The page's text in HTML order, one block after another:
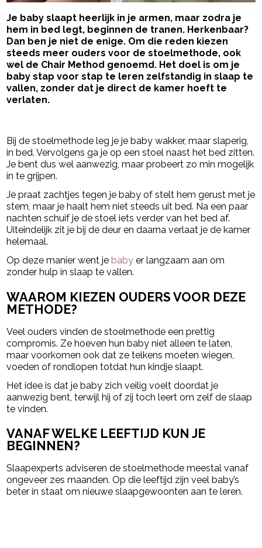
Je baby slaapt heerlijk in je armen, maar zodra je
hem in bed legt, beginnen de tranen. Herkenbaar?
Dan ben je niet de enige. Om die reden kiezen
steeds meer ouders voor de stoelmethode, ook
wel de Chair Method genoemd. Het doel is om je
baby stap voor stap te leren zelfstandig in slaap te
vallen, zonder dat je direct de kamer hoeft te
verlaten.
Bij de stoelmethode leg je je baby wakker, maar slaperig,
in bed. Vervolgens ga je op een stoel naast het bed zitten.
Je bent dus wel aanwezig, maar probeert zo min mogelijk
in te grijpen.
Je praat zachtjes tegen je baby of stelt hem gerust met je
stem, maar je haalt hem niet steeds uit bed. Na een paar
nachten schuif je de stoel iets verder van het bed af.
Uiteindelijk zit je bij de deur en daarna verlaat je de kamer
helemaal.
Op deze manier went je baby er langzaam aan om
zonder hulp in slaap te vallen.
WAAROM KIEZEN OUDERS VOOR DEZE
METHODE?
Veel ouders vinden de stoelmethode een prettig
compromis. Ze hoeven hun baby niet alleen te laten,
maar voorkomen ook dat ze telkens moeten wiegen,
voeden of rondlopen totdat hun kindje slaapt.
Het idee is dat je baby zich veilig voelt doordat je
aanwezig bent, terwijl hij of zij toch leert om zelf de slaap
te vinden.
VANAF WELKE LEEFTIJD KUN JE
BEGINNEN?
Slaapexperts adviseren de stoelmethode meestal vanaf
ongeveer zes maanden. Op die leeftijd zijn veel baby’s
beter in staat om nieuwe slaapgewoonten aan te leren.